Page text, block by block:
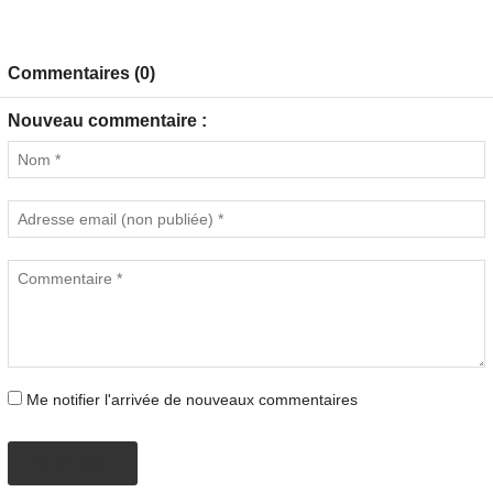
Commentaires (0)
Nouveau commentaire :
Me notifier l'arrivée de nouveaux commentaires